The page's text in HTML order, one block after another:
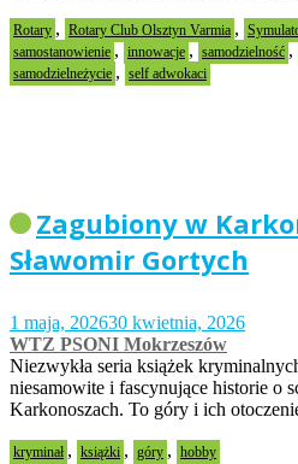
Rotary , Rotary Club Olsztyn Varmia ,
samostanowienie , innowacje , samodzielność ,
samodzielneżycie , self adwokaci
Zagubiony w
Sławomir Gortych
1 maja, 202630 kwietnia, 2026
WTZ PSONI Mokrzeszów
Niezwykła seria książek
niesamowite i fascynujące historie o
Karkonoszach. To góry i ich
kryminał , książki , góry , hobby